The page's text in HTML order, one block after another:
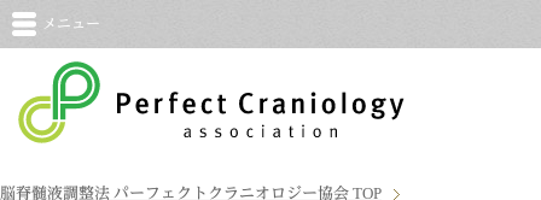
メニュー
脳脊髄液調整法 パーフェクトクラニオロジー協会 TOP